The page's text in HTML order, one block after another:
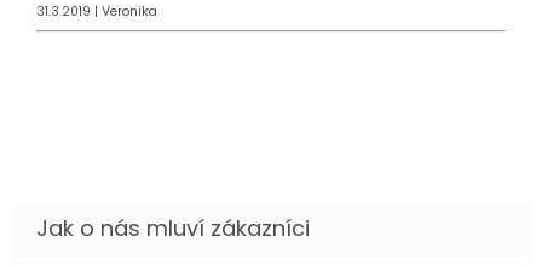
31.3.2019 | Veronika